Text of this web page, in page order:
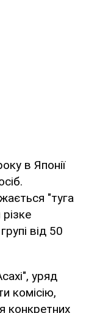
в Японії
"туга
від 50
уряд
комісію,
конкретних